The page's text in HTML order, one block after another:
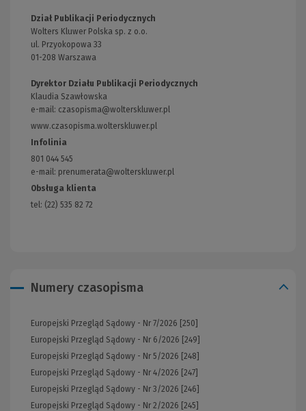
Dział Publikacji Periodycznych
Wolters Kluwer Polska sp. z o.o.
ul. Przyokopowa 33
01-208 Warszawa
Dyrektor Działu Publikacji Periodycznych
Klaudia Szawłowska
e-mail: czasopisma@wolterskluwer.pl
www.czasopisma.wolterskluwer.pl
Infolinia
801 044 545
e-mail: prenumerata@wolterskluwer.pl
Obsługa klienta
tel: (22) 535 82 72
Numery czasopisma
Europejski Przegląd Sądowy - Nr 7/2026 [250]
Europejski Przegląd Sądowy - Nr 6/2026 [249]
Europejski Przegląd Sądowy - Nr 5/2026 [248]
Europejski Przegląd Sądowy - Nr 4/2026 [247]
Europejski Przegląd Sądowy - Nr 3/2026 [246]
Europejski Przegląd Sądowy - Nr 2/2026 [245]